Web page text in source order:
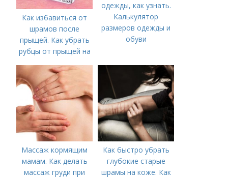
Как избавиться от
шрамов после
прыщей. Как убрать
рубцы от прыщей на
одежды, как узнать.
Калькулятор
размеров одежды и
обуви
Массаж кормящим
мамам. Как делать
массаж груди при
Как быстро убрать
глубокие старые
шрамы на коже. Как